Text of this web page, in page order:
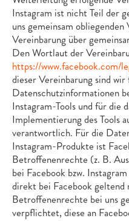
Instagram ist nicht Teil der
uns gemeinsam
Vereinbarung über
Den Wortlaut der
https://www.facebook.com/
dieser Vereinbarung sind
Datenschutzinformationen
Instagram-Tools und für die
Implementierung des Tools
verantwortlich. Für die
Instagram-Produkte ist
Betroffenenrechte (z. B.
bei Facebook bzw.
direkt bei Facebook geltend
Betroffenenrechte bei uns
verpflichtet, diese an